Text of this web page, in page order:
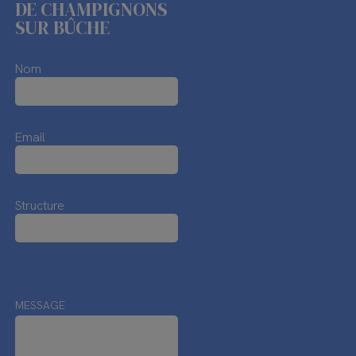
DE CHAMPIGNONS
SUR BÛCHE
Nom
Email
Structure
MESSAGE